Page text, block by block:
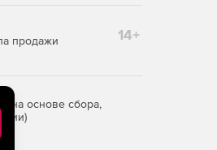
продажи 14+
на основе сбора,